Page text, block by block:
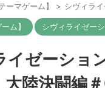
ーマゲーム】 > シヴィラ
ム】 シヴィライゼ
イゼーシ
陸決闘編